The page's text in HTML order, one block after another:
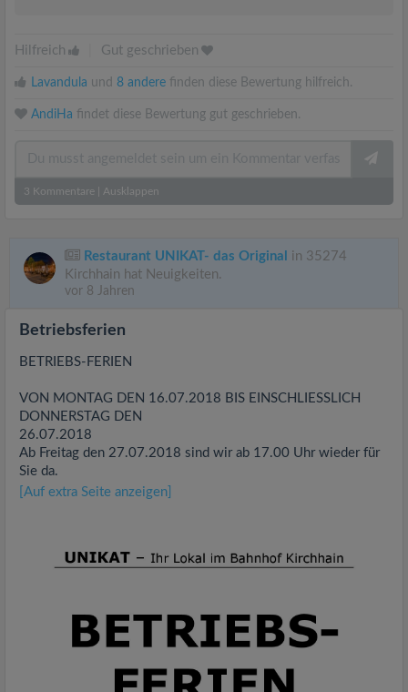
Hilfreich Gut geschrieben
Lavandula und 8 andere finden diese Bewertung hilfreich.
AndiHa findet diese Bewertung gut geschrieben.
3 Kommentare Ausklappen
Restaurant UNIKAT- das Original
in 35274
Kirchhain hat Neuigkeiten.
vor 8 Jahren
Betriebsferien
BETRIEBS-FERIEN
VON MONTAG DEN 16.07.2018 BIS EINSCHLIESSLICH
DONNERSTAG DEN
26.07.2018
Ab Freitag den 27.07.2018 sind wir ab 17.00 Uhr wieder für
Sie da.
[Auf extra Seite anzeigen]